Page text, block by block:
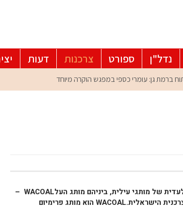
נדל"ן ספורט צרכנות דעות
רשת ההלבשה התחתונה "ליה לונדון", היבואנית הבלעדית של מותגי עילית, ביניהם מותג העלWACOAL –
ענק ההלבשה התחתונה העולמי, היישר מאנגליה לצרכנית הישראלית.WACOAL הוא מותג פרימיום